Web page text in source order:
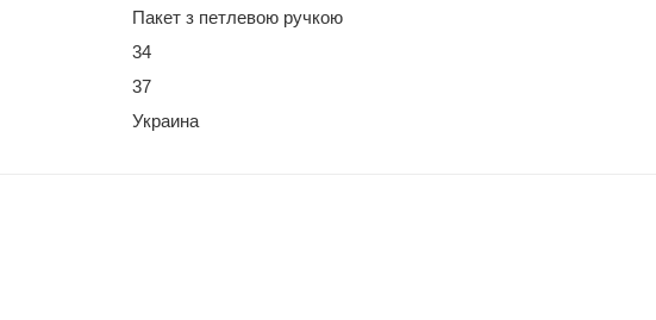
Пакет з петлевою ручкою
34
37
Украина